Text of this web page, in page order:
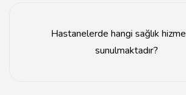
Hastanelerde hangi sağlık
sunulmaktadır?